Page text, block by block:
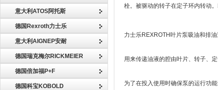
意大利ATOS阿托斯
德国Rexroth力士乐
意大利AIGNEP安耐
德国瑞克梅尔RICKMEIER
德国倍加福P+F
德国科宝KOBOLD
栓。被驱动的转子在定子环内转动
力士乐REXROTH叶片泵吸油和排
用来传递油液的腔由叶片、转子、
为了在投入使用时确保泵的运行功